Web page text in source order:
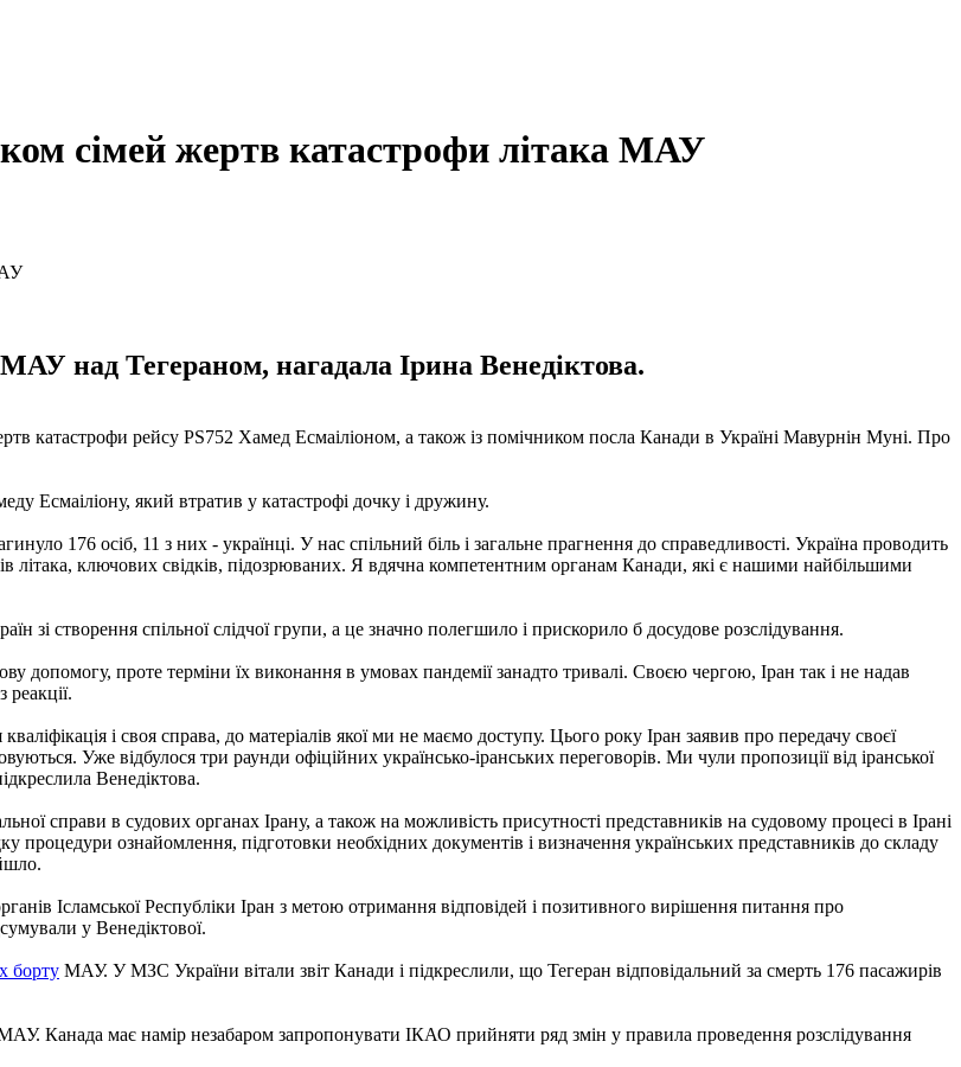
сімей жертв катастрофи літака МАУ
над Тегераном, нагадала Ірина Венедіктова.
катастрофи рейсу PS752 Хамед Есмаіліоном, а також із помічником посла Канади в Україні Мавурнін Муні. Про
Есмаіліону, який втратив у катастрофі дочку і дружину.
176 осіб, 11 з них - українці. У нас спільний біль і загальне прагнення до справедливості. Україна проводить
літака, ключових свідків, підозрюваних. Я вдячна компетентним органам Канади, які є нашими найбільшими
зі створення спільної слідчої групи, а це значно полегшило і прискорило б досудове розслідування.
допомогу, проте терміни їх виконання в умовах пандемії занадто тривалі. Своєю чергою, Іран так і не надав
і своя справа, до матеріалів якої ми не маємо доступу. Цього року Іран заявив про передачу своєї
Уже відбулося три раунди офіційних українсько-іранських переговорів. Ми чули пропозиції від іранської
Венедіктова.
справи в судових органах Ірану, а також на можливість присутності представників на судовому процесі в Ірані
ознайомлення, підготовки необхідних документів і визначення українських представників до складу
Ісламської Республіки Іран з метою отримання відповідей і позитивного вирішення питання про
у Венедіктової.
борту МАУ. У МЗС України вітали звіт Канади і підкреслили, що Тегеран відповідальний за смерть 176 пасажирів
Канада має намір незабаром запропонувати ІКАО прийняти ряд змін у правила проведення розслідування